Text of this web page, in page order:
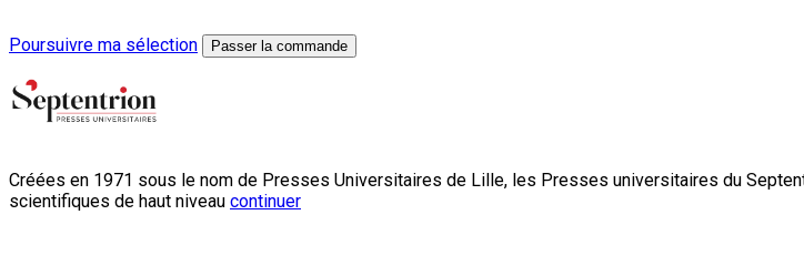
Poursuivre ma sélection
Passer la commande
Créées en 1971 sous le nom de Presses Universitaires de Lille, les Presses universitaires du
scientifiques de haut niveau continuer